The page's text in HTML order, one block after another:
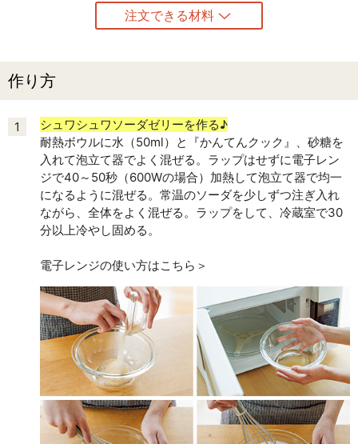
注文できる材料
作り方
1
シュワシュワソーダゼリーを作る♪
耐熱ボウルに水（50ml）と『かんてんクック』、砂糖を
入れて泡立て器でよく混ぜる。ラップはせずに電子レン
ジで40～50秒（600Wの場合）加熱して泡立て器で均一
になるように混ぜる。常温のソーダを少しずつ注ぎ入れ
ながら、全体をよく混ぜる。ラップをして、冷蔵室で30
分以上冷やし固める。
電子レンジの使い方はこちら＞